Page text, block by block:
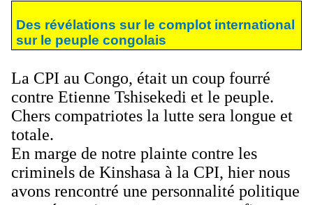
Des révélations sur le complot international
sur le peuple congolais
La CPI au Congo, était un coup fourré
contre Etienne Tshisekedi et le peuple.
Chers compatriotes la lutte sera longue et
totale.
En marge de notre plainte contre les
criminels de Kinshasa à la CPI, hier nous
avons rencontré une personnalité politique